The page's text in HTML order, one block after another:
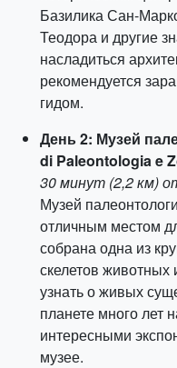
Базилика Сан-
Теодора и другие
насладиться
рекомендуется
гидом.
День 2: Музей
di Paleontologia e
30 минут (2,2 км)
Музей
отличным местом
собрана одна из
скелетов
узнать о живых
планете много лет
интересными
музее.